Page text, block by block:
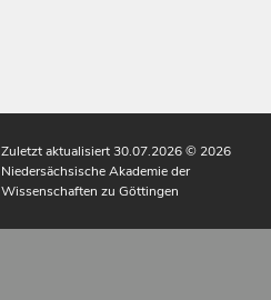
Zuletzt aktualisiert 30.07.2026© 2026
Niedersächsische Akademie der
Wissenschaften zu Göttingen